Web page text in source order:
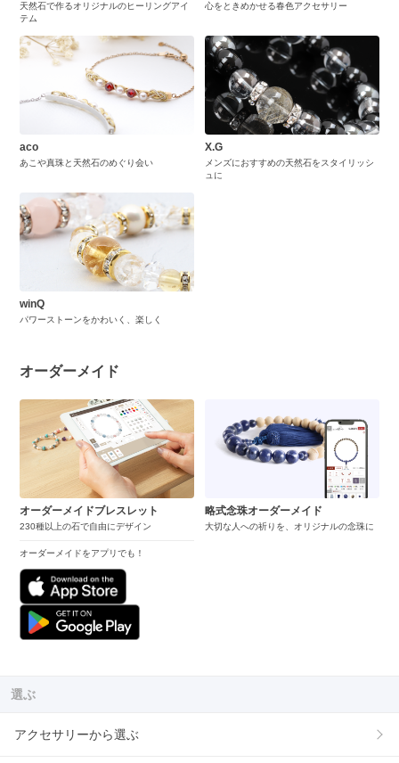
天然石で作るオリジナルのヒーリングアイ
テム
心をときめかせる春色アクセサリー
aco
あこや真珠と天然石のめぐり会い
X.G
メンズにおすすめの天然石をスタイリッシ
ュに
winQ
パワーストーンをかわいく、楽しく
オーダーメイド
オーダーメイドブレスレット
230種以上の石で自由にデザイン
オーダーメイドをアプリでも！
略式念珠オーダーメイド
大切な人への祈りを、オリジナルの念珠に
選ぶ
アクセサリーから選ぶ